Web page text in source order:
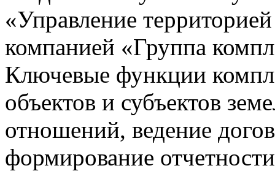
«Управление
компанией «Группа
Ключевые функции
объектов и субъектов
отношений, ведение
формирование